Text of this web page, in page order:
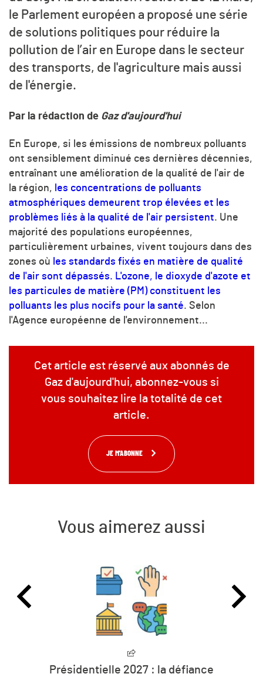
le Parlement européen a proposé une série
de solutions politiques pour réduire la
pollution de l’air en Europe dans le secteur
des transports, de l'agriculture mais aussi
de l'énergie.
Par la rédaction de Gaz d'aujourd'hui
En Europe, si les émissions de nombreux polluants
ont sensiblement diminué ces dernières décennies,
entraînant une amélioration de la qualité de l'air de
la région, les concentrations de polluants
atmosphériques demeurent trop élevées et les
problèmes liés à la qualité de l'air persistent. Une
majorité des populations européennes,
particulièrement urbaines, vivent toujours dans des
zones où les standards fixés en matière de qualité
de l'air sont dépassés. L'ozone, le dioxyde d'azote et
les particules de matière (PM) constituent les
polluants les plus nocifs pour la santé. Selon
l'Agence européenne de l'environnement...
Cet article est réservé aux abonnés de
Gaz d'aujourd'hui, abonnez-vous si
vous souhaitez lire la totalité de cet
article.
JE M'ABONNE
Vous aimerez aussi
Présidentielle 2027 : la défiance